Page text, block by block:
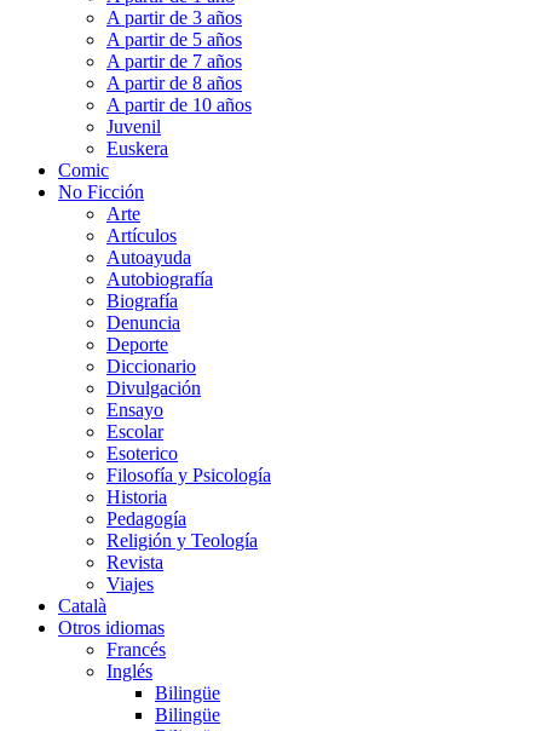
A partir de 3 años
A partir de 5 años
A partir de 7 años
A partir de 8 años
A partir de 10 años
Juvenil
Euskera
Comic
No Ficción
Arte
Artículos
Autoayuda
Autobiografía
Biografía
Denuncia
Deporte
Diccionario
Divulgación
Ensayo
Escolar
Esoterico
Filosofía y Psicología
Historia
Pedagogía
Religión y Teología
Revista
Viajes
Català
Otros idiomas
Francés
Inglés
Bilingüe
Bilingüe